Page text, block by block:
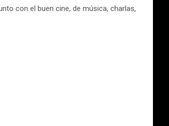
con el buen cine, de música, charlas,